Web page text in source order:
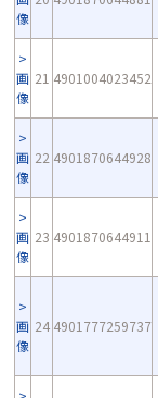
像
画
像
21 4901004023452
画
像
22 4901870644928
画
像
23 4901870644911
画
像
24 4901777259737